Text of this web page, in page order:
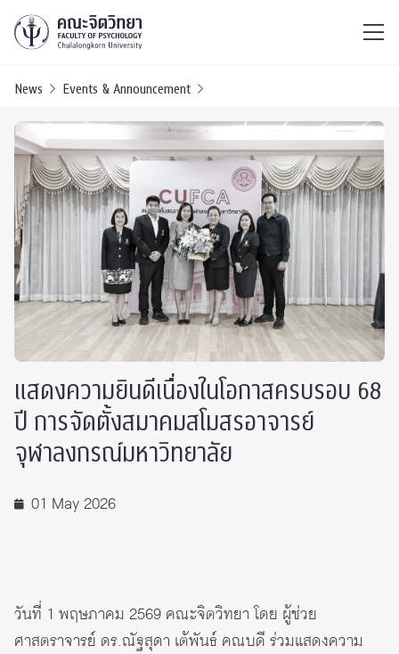
News Events & Announcement
แสดงความยินดีเนื่องในโอกาสครบรอบ 68
ปี การจัดตั้งสมาคมสโมสรอาจารย์
จุฬาลงกรณ์มหาวิทยาลัย
01 May 2026
วันที่ 1 พฤษภาคม 2569 คณะจิตวิทยา โดย ผู้ช่วย
ศาสตราจารย์ ดร.ณัฐสุดา เต้พันธ์ คณบดี ร่วมแสดงความ